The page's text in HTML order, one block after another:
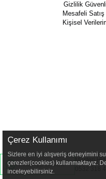
Gizlilik
Mesafeli
Kişisel
WhatsApp Destek
Müşteri
Çerez Kullanımı
Sizlere en iyi alışveriş deneyimini
çerezler(cookies) kullanmaktayız.
inceleyebilirsiniz.